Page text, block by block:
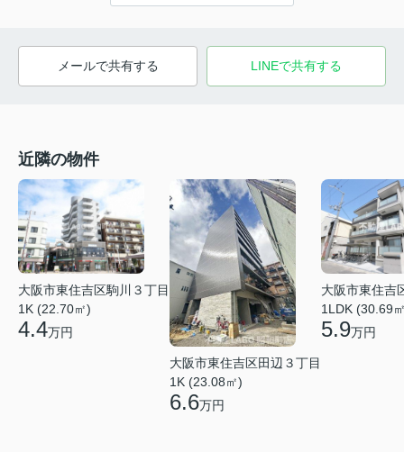
メールで共有する LINEで共有する
近隣の物件
大阪市東住吉区駒川３丁目
1K (22.70㎡)
4.4万円
大阪市東住吉区田辺３丁目
1K (23.08㎡)
6.6万円
大阪市東住吉
1LDK (30.69
5.9万円